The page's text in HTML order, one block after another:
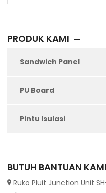
PRODUK KAMI
Sandwich Panel
PU Board
Pintu Isulasi
BUTUH BANTUAN
Ruko Pluit Junction Unit